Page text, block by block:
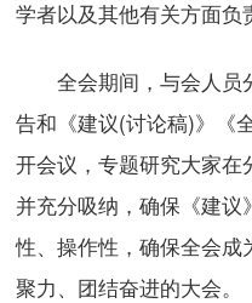
学者以及其他有关方面负
全会期间，与会人员
告和《建议(讨论稿)》《
开会议，专题研究大家在
并充分吸纳，确保《建
性、操作性，确保全会
聚力、团结奋进的大会。